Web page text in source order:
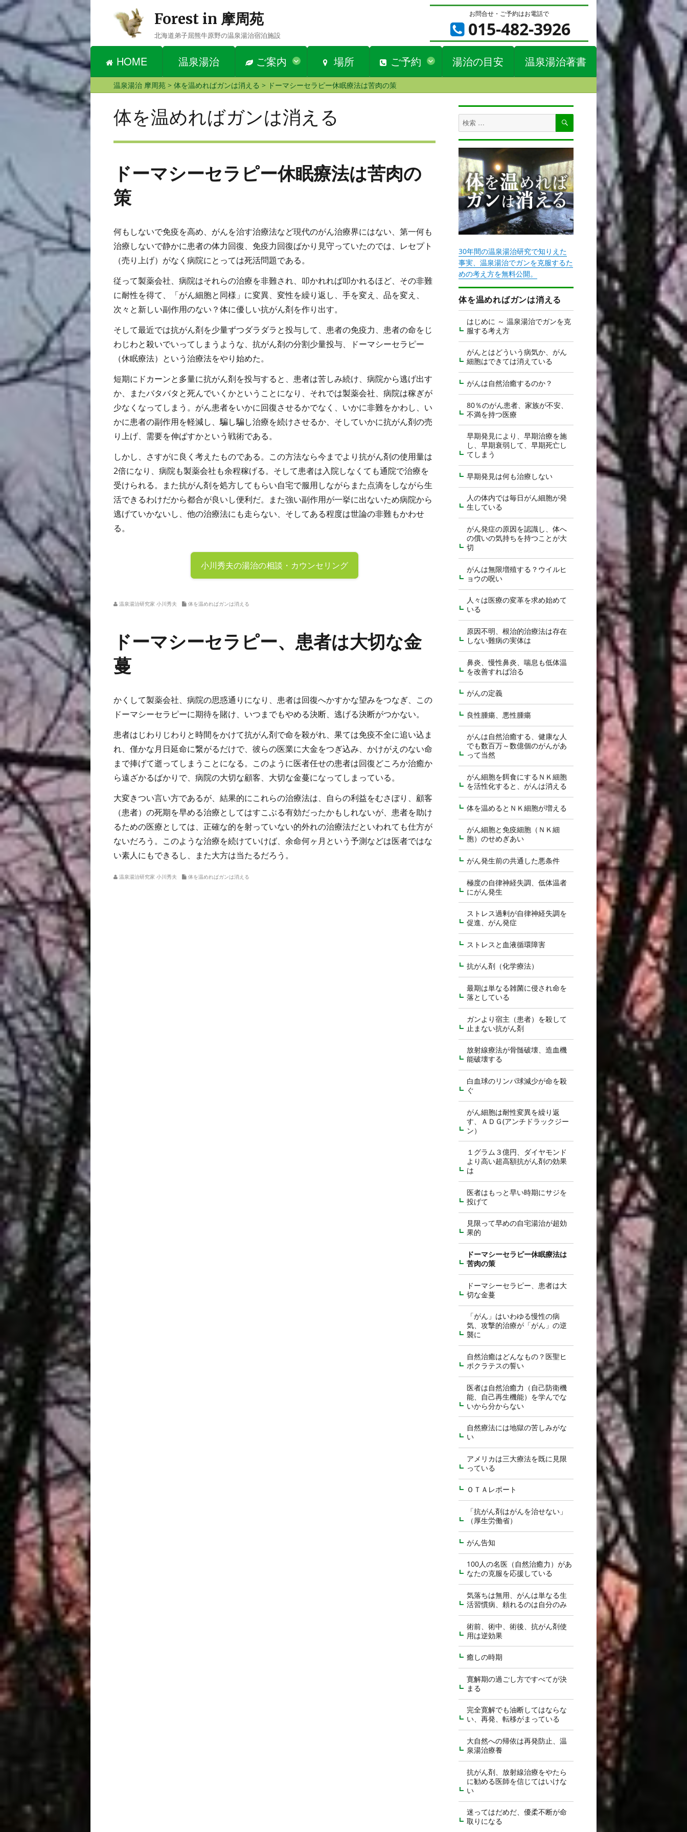
Forest in 摩周苑
北海道弟子屈熊牛原野の温泉湯治宿泊施設
HOME 温泉湯治 ご案内 場所 ご予約 湯治の目安 温泉湯治著書
お問合せ・ご予約はお電話で
015-482-3926
温泉湯治 摩周苑> 体を温めればガンは消える > ドーマシーセラピー休眠療法は苦肉の策
体を温めればガンは消える
ドーマシーセラピー休眠療法は苦肉の
策
何もしないで免疫を高め、がんを治す治療法など現代のがん治療界にはない、第一何も
治療しないで静かに患者の体力回復、免疫力回復ばかり見守っていたのでは、レセプト
（売り上げ）がなく病院にとっては死活問題である。
従って製薬会社、病院はそれらの治療を非難され、叩かれれば叩かれるほど、その非難
に耐性を得て、「がん細胞と同様」に変異、変性を繰り返し、手を変え、品を変え、
次々と新しい副作用のない？体に優しい抗がん剤を作り出す。
そして最近では抗がん剤を少量ずつダラダラと投与して、患者の免疫力、患者の命をじ
わじわと殺いでいってしまうような、抗がん剤の分割少量投与、ドーマシーセラピー
（休眠療法）という治療法をやり始めた。
短期にドカーンと多量に抗がん剤を投与すると、患者は苦しみ続け、病院から逃げ出す
か、またバタバタと死んでいくかということになり、それでは製薬会社、病院は稼ぎが
少なくなってしまう。がん患者をいかに回復させるかでなく、いかに非難をかわし、い
かに患者の副作用を軽減し、騙し騙し治療を続けさせるか、そしていかに抗がん剤の売
り上げ、需要を伸ばすかという戦術である。
しかし、さすがに良く考えたものである。この方法なら今までより抗がん剤の使用量は
2倍になり、病院も製薬会社も余程稼げる。そして患者は入院しなくても通院で治療を
受けられる。また抗がん剤を処方してもらい自宅で服用しながらまた点滴をしながら生
活できるわけだから都合が良いし便利だ。また強い副作用が一挙に出ないため病院から
逃げていかないし、他の治療法にも走らない、そしてある程度は世論の非難もかわせ
る。
小川秀夫の湯治の相談・カウンセリング
温泉湯治研究家 小川秀夫 体を温めればガンは消える
ドーマシーセラピー、患者は大切な金
蔓
かくして製薬会社、病院の思惑通りになり、患者は回復へかすかな望みをつなぎ、この
ドーマシーセラピーに期待を賭け、いつまでもやめる決断、逃げる決断がつかない。
患者はじわりじわりと時間をかけて抗がん剤で命を殺がれ、果ては免疫不全に追い込ま
れ、僅かな月日延命に繋がるだけで、彼らの医業に大金をつぎ込み、かけがえのない命
まで捧げて逝ってしまうことになる。このように医者任せの患者は回復どころか治癒か
ら遠ざかるばかりで、病院の大切な顧客、大切な金蔓になってしまっている。
大変きつい言い方であるが、結果的にこれらの治療法は、自らの利益をむさぼり、顧客
（患者）の死期を早める治療としてはすこぶる有効だったかもしれないが、患者を助け
るための医療としては、正確な的を射っていない的外れの治療法だといわれても仕方が
ないだろう。このような治療を続けていけば、余命何ヶ月という予測などは医者ではな
い素人にもできるし、また大方は当たるだろう。
温泉湯治研究家 小川秀夫 体を温めればガンは消える
検
索
対
象:
検
30年間の温泉湯治研究で知りえた
事実、温泉湯治でガンを克服するた
めの考え方を無料公開。
体を温めればガンは消える
はじめに ～ 温泉湯治でガンを克
服する考え方
がんとはどういう病気か、がん
細胞はできては消えている
がんは自然治癒するのか？
80％のがん患者、家族が不安、
不満を持つ医療
早期発見により、早期治療を施
し、早期衰弱して、早期死亡し
てしまう
早期発見は何も治療しない
人の体内では毎日がん細胞が発
生している
がん発症の原因を認識し、体へ
の償いの気持ちを持つことが大
切
がんは無限増殖する？ウイルヒ
ョウの呪い
人々は医療の変革を求め始めて
いる
原因不明、根治的治療法は存在
しない難病の実体は
鼻炎、慢性鼻炎、喘息も低体温
を改善すれば治る
がんの定義
良性腫瘍、悪性腫瘍
がんは自然治癒する、健康な人
でも数百万～数億個のがんがあ
って当然
がん細胞を餌食にするＮＫ細胞
を活性化すると、がんは消える
体を温めるとＮＫ細胞が増える
がん細胞と免疫細胞（ＮＫ細
胞）のせめぎあい
がん発生前の共通した悪条件
極度の自律神経失調、低体温者
にがん発生
ストレス過剰が自律神経失調を
促進、がん発症
ストレスと血液循環障害
抗がん剤（化学療法）
最期は単なる雑菌に侵され命を
落としている
ガンより宿主（患者）を殺して
止まない抗がん剤
放射線療法が骨髄破壊、造血機
能破壊する
白血球のリンパ球減少が命を殺
ぐ
がん細胞は耐性変異を繰り返
す、ＡＤＧ(アンチドラックジー
ン）
１グラム３億円、ダイヤモンド
より高い超高額抗がん剤の効果
は
医者はもっと早い時期にサジを
投げて
見限って早めの自宅湯治が超効
果的
ドーマシーセラピー休眠療法は
苦肉の策
ドーマシーセラピー、患者は大
切な金蔓
「がん」はいわゆる慢性の病
気、攻撃的治療が「がん」の逆
襲に
自然治癒はどんなもの？医聖ヒ
ポクラテスの誓い
医者は自然治癒力（自己防衛機
能、自己再生機能）を学んでな
いから分からない
自然療法には地獄の苦しみがな
い
アメリカは三大療法を既に見限
っている
ＯＴＡレポート
「抗がん剤はがんを治せない」
（厚生労働省）
がん告知
100人の名医（自然治癒力）があ
なたの克服を応援している
気落ちは無用、がんは単なる生
活習慣病、頼れるのは自分のみ
術前、術中、術後、抗がん剤使
用は逆効果
癒しの時期
寛解期の過ごし方ですべてが決
まる
完全寛解でも油断してはならな
い、再発、転移がまっている
大自然への帰依は再発防止、温
泉湯治療養
抗がん剤、放射線治療をやたら
に勧める医師を信じてはいけな
い
迷ってはだめだ、優柔不断が命
取りになる